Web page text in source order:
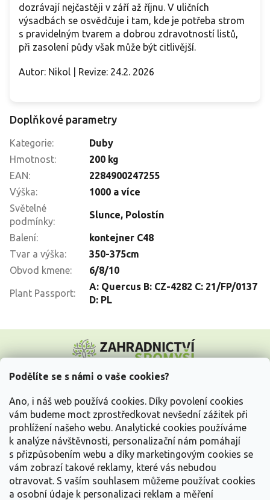
Podělíte se s námi o vaše cookies?
Ano, i náš web používá cookies. Díky povolení cookies
vám budeme moct zprostředkovat nevšední zážitek při
prohlížení našeho webu. Analytické cookies používáme
k analýze návštěvnosti, personalizační nám pomáhají
s přizpůsobením webu a díky marketingovým cookies se
vám zobrazí takové reklamy, které vás nebudou
otravovat. S vaším souhlasem můžeme používat cookies
a osobní údaje k personalizaci reklam a měření
dozrávají nejčastěji v září až říjnu. V uličních
výsadbách se osvědčuje i tam, kde je potřeba strom
s pravidelným tvarem a dobrou zdravotností listů,
při zasolení půdy však může být citlivější.
Autor: Nikol | Revize: 24.2. 2026
Doplňkové parametry
Kategorie:
Duby
Hmotnost:
200 kg
EAN:
2284900247255
Výška:
1000 a více
Světelné
podmínky:
Slunce, Polostín
Balení:
kontejner C48
Tvar a výška:
350-375cm
Obvod kmene: 6/8/10
Plant Passport:
A: Quercus B: CZ-4282 C: 21/FP/0137
D: PL
p
Vše o nákupu
Informace pro Vás
Kontakujte nás